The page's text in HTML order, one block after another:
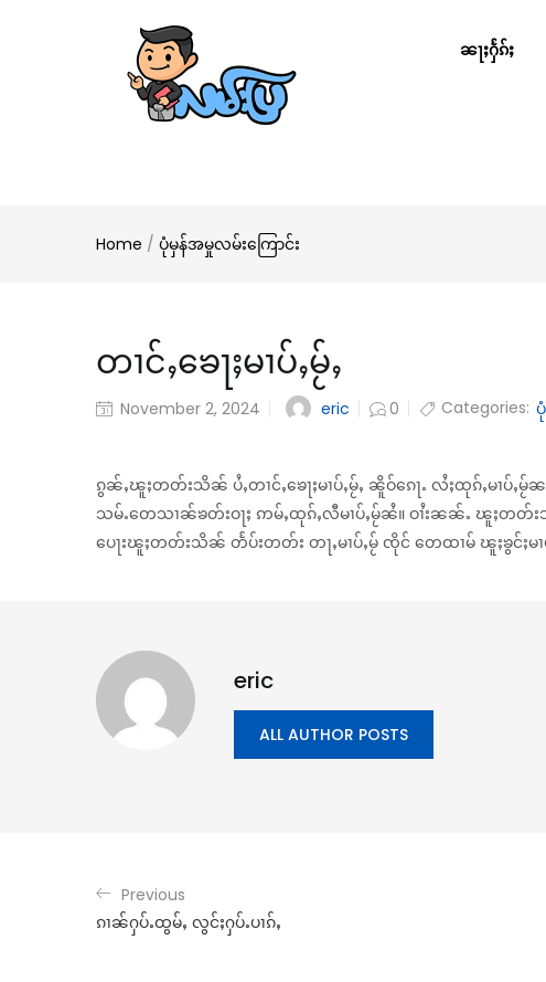
ၼႃႈႁႅၵ်ႈ
Home / ပုံမှန်အမှုလမ်းကြောင်း
တၢင်ႇၶေႃႈမၢပ်ႇမႂ်ႇ
November 2, 2024 eric 0 Categories:
ၵွၼ်ႇၽူႈတတ်းသိၼ် ပႆႇတၢင်ႇၶေႃႈမၢပ်ႇမႂ်ႇ ၼိူဝ်ၵေႃႉ လႆႈထုၵ်ႇမၢပ်ႇမႂ်
သမ်ႉတေသၢၼ်ၶတ်းဝႃႈ ဢမ်ႇထုၵ်ႇလီမၢပ်ႇမႂ်ၼႆ။ ဝၢႆးၼၼ်ႉ ၽူႈတ
ပေႃးၽူႈတတ်းသိၼ် တႅပ်းတတ်း တႃႇမၢပ်ႇမႂ် ၸိုင် တေထၢမ် ၽူႈၶွင်ႈ
eric
ALL AUTHOR POSTS
Previous
ၵၢၼ်ႁပ်ႉထွမ်ႇ လွင်ႈႁပ်ႉပၢၵ်ႇ